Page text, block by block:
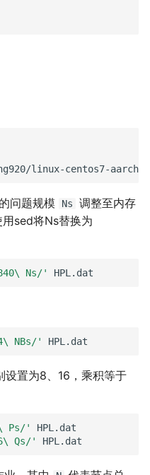
linux-centos7-
问题规模 Ns
调整至内存
sed将Ns替换为
Ns/'
NBs/'
设置为8、16，乘积等于
Ps/'
HPL.dat
Qs/'